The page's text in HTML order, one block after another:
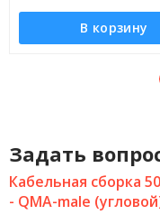
В корзину
Задать
Кабельная сборка
- QMA-male